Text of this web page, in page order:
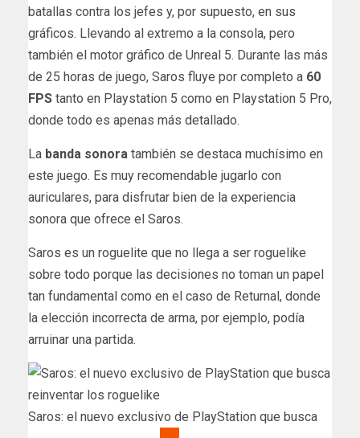
batallas contra los jefes y, por supuesto, en sus
gráficos. Llevando al extremo a la consola, pero
también el motor gráfico de Unreal 5. Durante las más
de 25 horas de juego, Saros fluye por completo a 60
FPS tanto en Playstation 5 como en Playstation 5 Pro,
donde todo es apenas más detallado.
La banda sonora también se destaca muchísimo en
este juego. Es muy recomendable jugarlo con
auriculares, para disfrutar bien de la experiencia
sonora que ofrece el Saros.
Saros es un roguelite que no llega a ser roguelike
sobre todo porque las decisiones no toman un papel
tan fundamental como en el caso de Returnal, donde
la elección incorrecta de arma, por ejemplo, podía
arruinar una partida.
Saros: el nuevo exclusivo de PlayStation que busca